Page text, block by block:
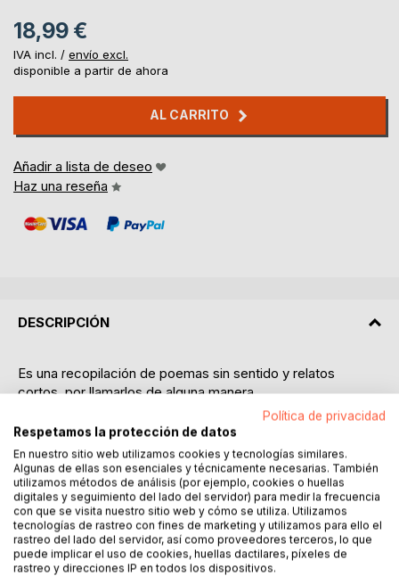
18,99 €
IVA incl. / envío excl.
disponible a partir de ahora
AL CARRITO
Añadir a lista de deseo
Haz una reseña
DESCRIPCIÓN
Es una recopilación de poemas sin sentido y relatos
cortos, por llamarlos de alguna manera.
Todo lo que aquí se muestra, originalmente se escribió en
cuadernos, paquetes de tabaco, servilletas de papel o
cualquier cosa que sirviera para escribir con mi pluma
Parker C45 con tinta negra.
Todo es fruto de mi imaginación y de mis experiencias
personales.
Me inspiro en cosas tan sencillas y cotidianas como viajar
en el metro, en un bar, en la calle...
Principalmente escribo para mí.
Política de privacidad
Respetamos la protección de datos
En nuestro sitio web utilizamos cookies y tecnologías similares.
Algunas de ellas son esenciales y técnicamente necesarias. También
utilizamos métodos de análisis (por ejemplo, cookies o huellas
digitales y seguimiento del lado del servidor) para medir la frecuencia
con que se visita nuestro sitio web y cómo se utiliza. Utilizamos
tecnologías de rastreo con fines de marketing y utilizamos para ello el
rastreo del lado del servidor, así como proveedores terceros, lo que
puede implicar el uso de cookies, huellas dactilares, píxeles de
rastreo y direcciones IP en todos los dispositivos.